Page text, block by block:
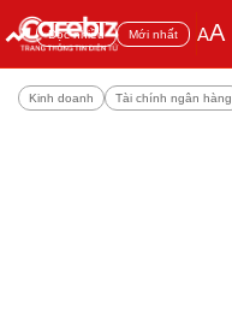
Đọc nhiều Mới nhất AA
Kinh doanh Tài chính ngân hàng